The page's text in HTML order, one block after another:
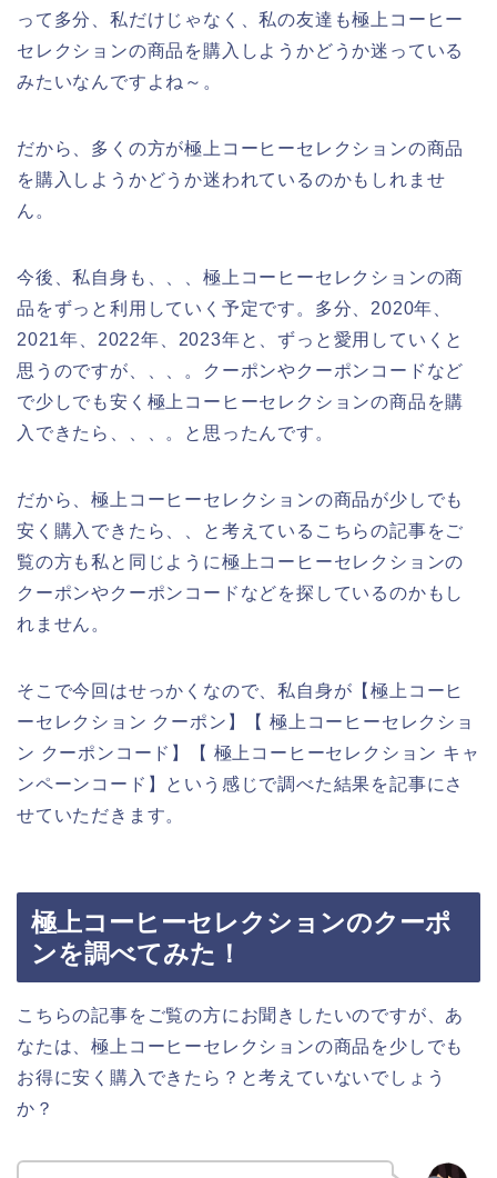
って多分、私だけじゃなく、私の友達も極上コーヒー
セレクションの商品を購入しようかどうか迷っている
みたいなんですよね～。
だから、多くの方が極上コーヒーセレクションの商品
を購入しようかどうか迷われているのかもしれませ
ん。
今後、私自身も、、、極上コーヒーセレクションの商
品をずっと利用していく予定です。多分、2020年、
2021年、2022年、2023年と、ずっと愛用していくと
思うのですが、、、。クーポンやクーポンコードなど
で少しでも安く極上コーヒーセレクションの商品を購
入できたら、、、。と思ったんです。
だから、極上コーヒーセレクションの商品が少しでも
安く購入できたら、、と考えているこちらの記事をご
覧の方も私と同じように極上コーヒーセレクションの
クーポンやクーポンコードなどを探しているのかもし
れません。
そこで今回はせっかくなので、私自身が【極上コーヒ
ーセレクション クーポン】【 極上コーヒーセレクショ
ン クーポンコード】【 極上コーヒーセレクション キャ
ンペーンコード】という感じで調べた結果を記事にさ
せていただきます。
極上コーヒーセレクションのクーポ
ンを調べてみた！
こちらの記事をご覧の方にお聞きしたいのですが、あ
なたは、極上コーヒーセレクションの商品を少しでも
お得に安く購入できたら？と考えていないでしょう
か？